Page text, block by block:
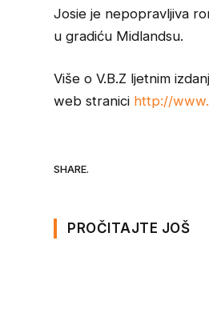
Josie je nepopravljiva
u gradiću Midlandsu.
Više o V.B.Z ljetnim
web stranici http://
SHARE.
PROČITAJTE JOŠ